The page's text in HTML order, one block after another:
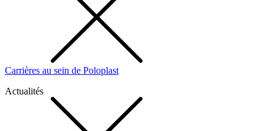
Carrières au sein de Poloplast
Actualités